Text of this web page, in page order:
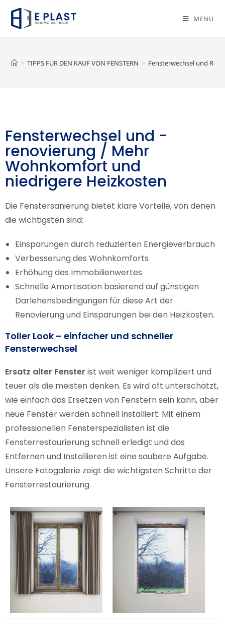
MENU
> TIPPS FÜR DEN KAUF VON FENSTERN > Fensterwechsel und
Fensterwechsel und -
renovierung / Mehr
Wohnkomfort und
niedrigere Heizkosten
Die Fenstersanierung bietet klare Vorteile, von denen
die wichtigsten sind:
Einsparungen durch reduzierten Energieverbrauch
Verbesserung des Wohnkomforts
Erhöhung des Immobilienwertes
Schnelle Amortisation basierend auf günstigen
Darlehensbedingungen für diese Art der
Renovierung und Einsparungen bei den Heizkosten.
Toller Look – einfacher und schneller
Fensterwechsel
Ersatz alter Fenster ist weit weniger kompliziert und
teuer als die meisten denken. Es wird oft unterschätzt,
wie einfach das Ersetzen von Fenstern sein kann, aber
neue Fenster werden schnell installiert. Mit einem
professionellen Fensterspezialisten ist die
Fensterrestaurierung schnell erledigt und das
Entfernen und Installieren ist eine saubere Aufgabe.
Unsere Fotogalerie zeigt die wichtigsten Schritte der
Fensterrestaurierung.